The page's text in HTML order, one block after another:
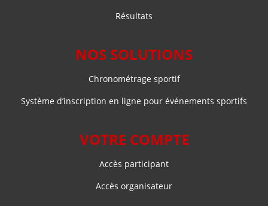
Résultats
NOS SOLUTIONS
Chronométrage sportif
Système d’inscription en ligne pour événements sportifs
VOTRE COMPTE
Accès participant
Accès organisateur